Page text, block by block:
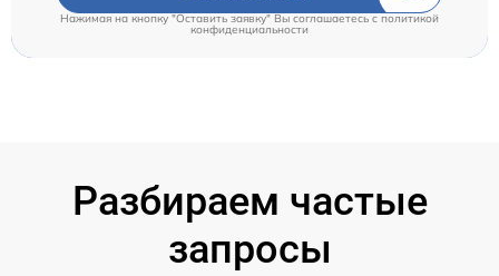
Нажимая на кнопку "Оставить заявку" Вы соглашаетесь cполитикой
конфиденциальности
Разбираем частые
запросы